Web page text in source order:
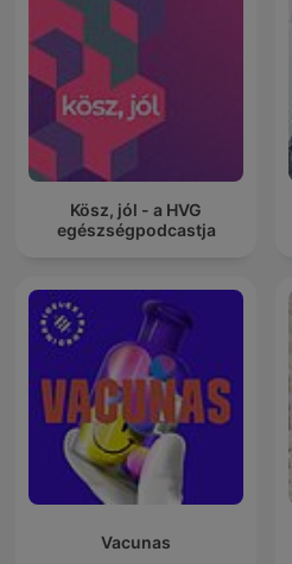
Kösz, jól - a HVG
egészségpodcastja
Vacunas